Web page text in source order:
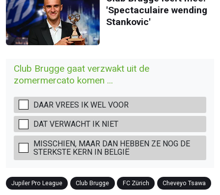
'Spectaculaire wending
Stankovic'
Club Brugge gaat verzwakt uit de
zomermercato komen ...
DAAR VREES IK WEL VOOR
DAT VERWACHT IK NIET
MISSCHIEN, MAAR DAN HEBBEN ZE NOG DE
STERKSTE KERN IN BELGIË
Jupiler Pro League Club Brugge FC Zürich Cheveyo Tsawa